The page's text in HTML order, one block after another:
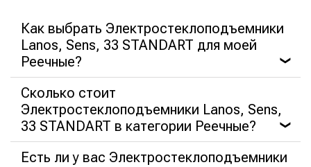
Как выбрать Электростеклоподъемники
Lanos, Sens, 33 STANDART для моей
Реечные?
❯
Сколько стоит
Электростеклоподъемники Lanos, Sens,
33 STANDART в категории Реечные?
❯
Есть ли у вас Электростеклоподъемники